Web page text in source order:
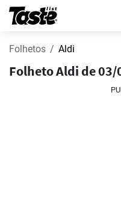
Folhetos Aldi
Folheto Aldi de 03/